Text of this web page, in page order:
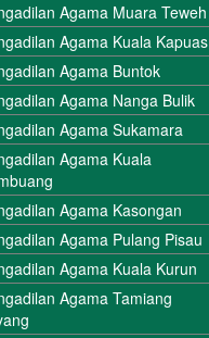
Agama Muara Teweh
Agama Kuala Kapuas
Agama Buntok
Agama Nanga Bulik
Agama Sukamara
Agama Kuala
Agama Kasongan
Agama Pulang Pisau
Agama Kuala Kurun
Agama Tamiang